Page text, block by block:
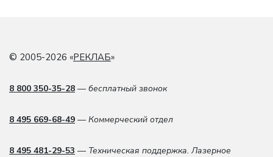
© 2005-2026 «РЕКЛАБ»
8 800 350-35-28 — бесплатный звонок
8 495 669-68-49 — Коммерческий отдел
8 495 481-29-53 — Техническая поддержка. Лазерное